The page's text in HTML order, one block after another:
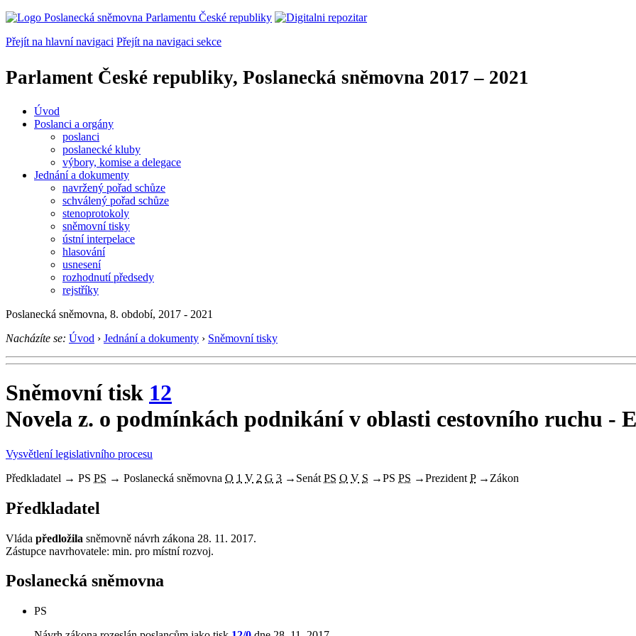
Přejít na hlavní navigaci Přejít na navigaci sekce
Parlament České republiky, Poslanecká sněmovna 2017 – 2021
Úvod
Poslanci a orgány
poslanci
poslanecké kluby
výbory, komise a delegace
Jednání a dokumenty
navržený pořad schůze
schválený pořad schůze
stenoprotokoly
sněmovní tisky
ústní interpelace
hlasování
usnesení
rozhodnutí předsedy
rejstříky
Poslanecká sněmovna, 8. období, 2017 - 2021
Nacházíte se: Úvod › Jednání a dokumenty › Sněmovní tisky
Sněmovní tisk 12
Novela z. o podmínkách podnikání v oblasti cestovního ruchu -
Vysvětlení legislativního procesu
Předkladatel → PS PS → Poslanecká sněmovna O 1 V 2 G 3 → Senát PS O V S →PS PS →Prezident P → Zákon
Předkladatel
Vláda předložila sněmovně návrh zákona 28. 11. 2017.
Zástupce navrhovatele: min. pro místní rozvoj.
Poslanecká sněmovna
PS